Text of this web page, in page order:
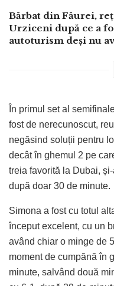
Bărbat din Făurei,
Urziceni după ce a
autoturism deși nu
În primul set al
fost de nerecunoscut,
negăsind soluții pentru
decât în ghemul 2 pe
treia favorită la Dubai,
după doar 30 de minute.
Simona a fost cu totul
început excelent, cu un
având chiar o minge de
moment de cumpănă în
minute, salvând două